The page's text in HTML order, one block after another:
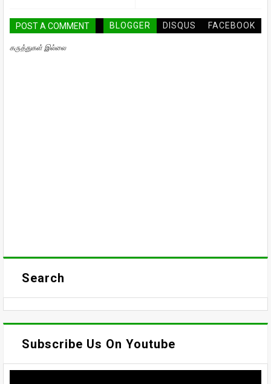
POST A COMMENT BLOGGER DISQUS FACEBOOK
கருத்துகள் இல்லை
Search
Subscribe Us On Youtube